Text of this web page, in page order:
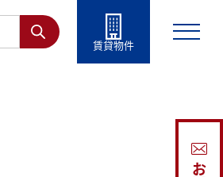
賃貸物件
お